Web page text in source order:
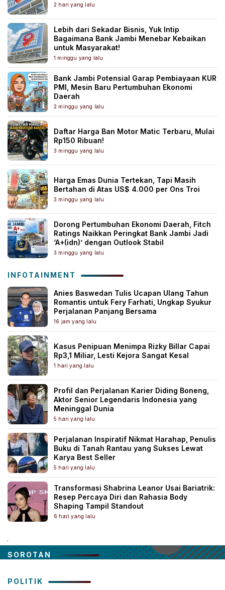
2 hari yang lalu
Lebih dari Sekadar Bisnis, Yuk Intip
Bagaimana Bank Jambi Menebar Kebaikan
untuk Masyarakat!
1 minggu yang lalu
Bank Jambi Potensial Garap Pembiayaan KUR
PMI, Mesin Baru Pertumbuhan Ekonomi
Daerah
2 minggu yang lalu
Daftar Harga Ban Motor Matic Terbaru, Mulai
Rp150 Ribuan!
3 minggu yang lalu
Harga Emas Dunia Tertekan, Tapi Masih
Bertahan di Atas US$ 4.000 per Ons Troi
3 minggu yang lalu
Dorong Pertumbuhan Ekonomi Daerah, Fitch
Ratings Naikkan Peringkat Bank Jambi Jadi
‘A+(idn)’ dengan Outlook Stabil
3 minggu yang lalu
INFOTAINMENT
Anies Baswedan Tulis Ucapan Ulang Tahun
Romantis untuk Fery Farhati, Ungkap Syukur
Perjalanan Panjang Bersama
16 jam yang lalu
Kasus Penipuan Menimpa Rizky Billar Capai
Rp3,1 Miliar, Lesti Kejora Sangat Kesal
1 hari yang lalu
Profil dan Perjalanan Karier Diding Boneng,
Aktor Senior Legendaris Indonesia yang
Meninggal Dunia
5 hari yang lalu
Perjalanan Inspiratif Nikmat Harahap, Penulis
Buku di Tanah Rantau yang Sukses Lewat
Karya Best Seller
5 hari yang lalu
Transformasi Shabrina Leanor Usai Bariatrik:
Resep Percaya Diri dan Rahasia Body
Shaping Tampil Standout
6 hari yang lalu
.
SOROTAN
POLITIK